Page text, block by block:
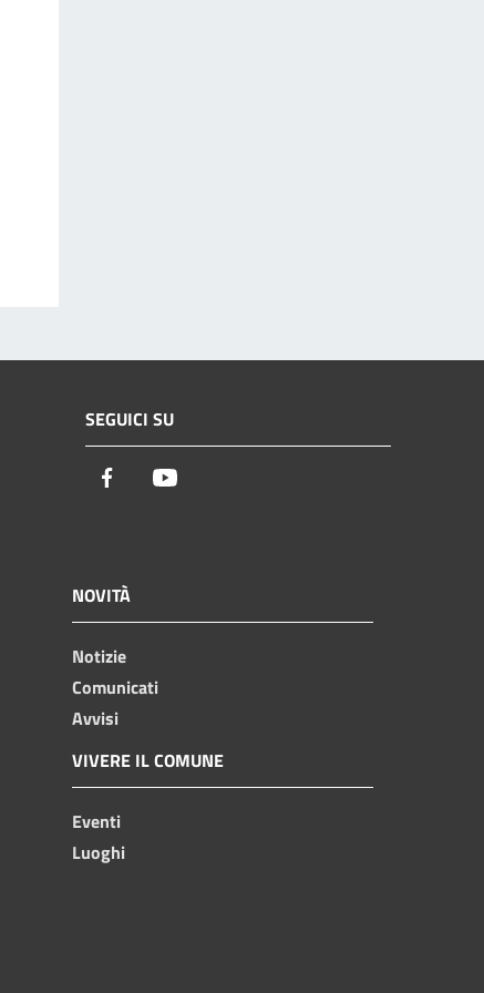
SEGUICI SU
Facebook
NOVITÀ
Notizie
Comunicati
Avvisi
VIVERE IL COMUNE
Eventi
Luoghi